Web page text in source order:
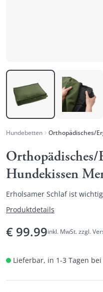
Hundebetten
Orthopädisches/
Hundekissen
Erholsamer Schlaf ist
Produktdetails
€ 99.99inkl. MwSt. zzgl.
Lieferbar, in 1-3 Tagen